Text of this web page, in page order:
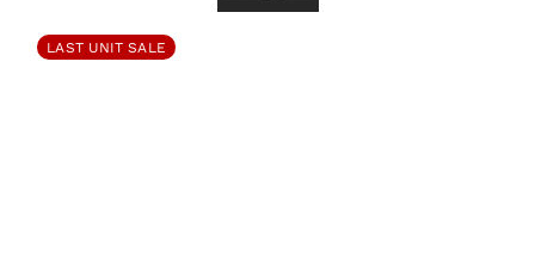
LAST UNIT SALE